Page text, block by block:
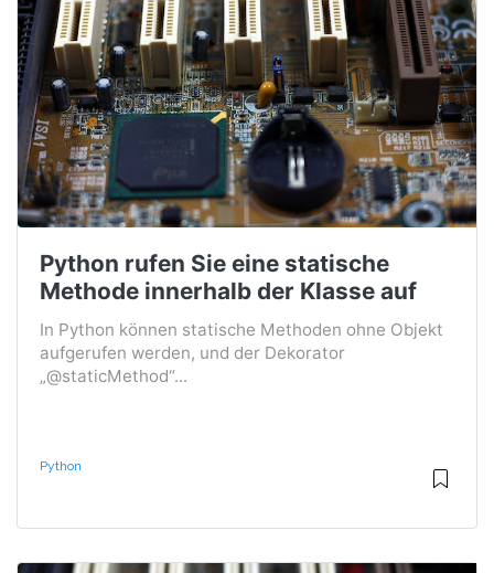
Python rufen Sie eine statische
Methode innerhalb der Klasse auf
In Python können statische Methoden ohne Objekt
aufgerufen werden, und der Dekorator
„@staticMethod“...
Python